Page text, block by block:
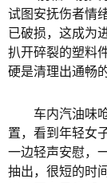
试图安抚伤者情
已破损，这成为
扒开碎裂的塑料
硬是清理出通畅
车内汽油味
置，看到年轻女
一边轻声安慰，
抽出，很短的时